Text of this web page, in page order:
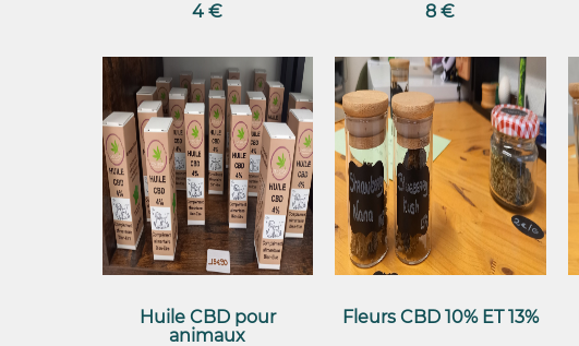
4 € 8 €
Huile CBD pour
animaux
Fleurs CBD 10% ET 13%